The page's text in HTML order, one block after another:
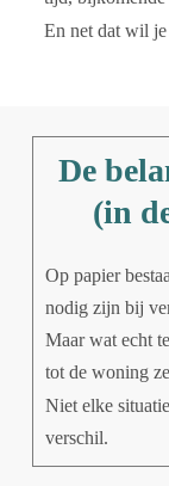
En net dat wil
De
(in
Op papier
nodig zijn bij
Maar wat echt
tot de woning
Niet elke
verschil.